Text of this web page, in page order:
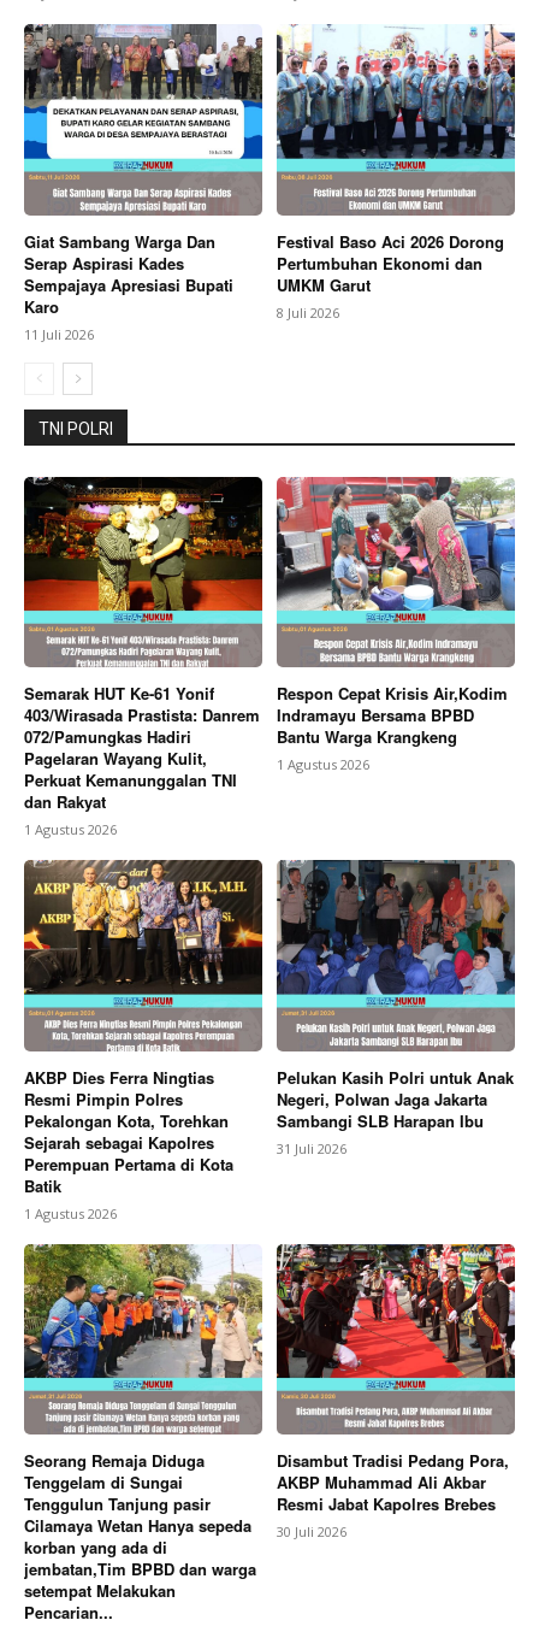
SUBSCRIBE NOW
Company
About
Contact us
Subscription Plans
My account
Bagikan Artikel
Berita Lainnya Nelayan Temukan Dugaan Kebocoran
Pipa Gas di Perairan Ciparage, Karawang, Minta
Pertamina Segera Bertindak
Giat Sambang Warga Dan
Serap Aspirasi Kades
Sempajaya Apresiasi Bupati
Karo
11 Juli 2026
Festival Baso Aci 2026 Dorong
Pertumbuhan Ekonomi dan
UMKM Garut
8 Juli 2026
TNI POLRI
Semarak HUT Ke-61 Yonif
403/Wirasada Prastista: Danrem
072/Pamungkas Hadiri
Pagelaran Wayang Kulit,
Perkuat Kemanunggalan TNI
dan Rakyat
1 Agustus 2026
Respon Cepat Krisis Air,Kodim
Indramayu Bersama BPBD
Bantu Warga Krangkeng
1 Agustus 2026
AKBP Dies Ferra Ningtias
Resmi Pimpin Polres
Pekalongan Kota, Torehkan
Sejarah sebagai Kapolres
Perempuan Pertama di Kota
Batik
1 Agustus 2026
Pelukan Kasih Polri untuk Anak
Negeri, Polwan Jaga Jakarta
Sambangi SLB Harapan Ibu
31 Juli 2026
Seorang Remaja Diduga
Tenggelam di Sungai
Tenggulun Tanjung pasir
Cilamaya Wetan Hanya sepeda
korban yang ada di
jembatan,Tim BPBD dan warga
setempat Melakukan
Pencarian...
Disambut Tradisi Pedang Pora,
AKBP Muhammad Ali Akbar
Resmi Jabat Kapolres Brebes
30 Juli 2026